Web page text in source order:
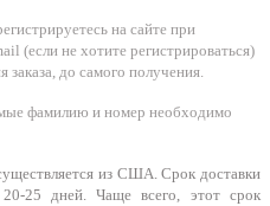
на сайте при
(если не хотите регистрироваться)
заказа, до самого получения.
фамилию и номер необходимо
из США. Срок доставки
25 дней. Чаще всего, этот срок